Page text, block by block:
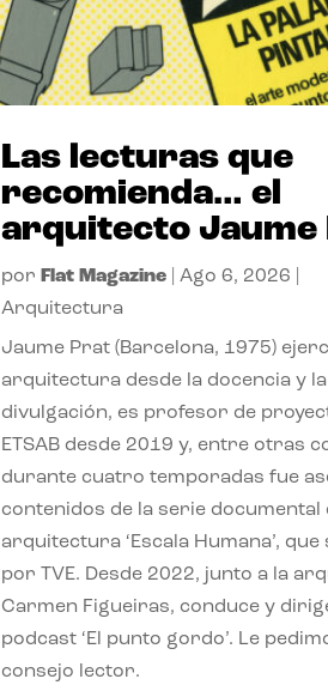
Las lecturas que
recomienda… el
arquitecto Jaume
por Flat Magazine |Ago 6, 2026
Arquitectura
Jaume Prat (Barcelona, 1975)
arquitectura desde la docencia y la
divulgación, es profesor de
ETSAB desde 2019 y, entre otras
durante cuatro temporadas fue
contenidos de la serie documental
arquitectura ‘Escala Humana’, que
por TVE. Desde 2022, junto a la
Carmen Figueiras, conduce y
podcast ‘El punto gordo’. Le
consejo lector.